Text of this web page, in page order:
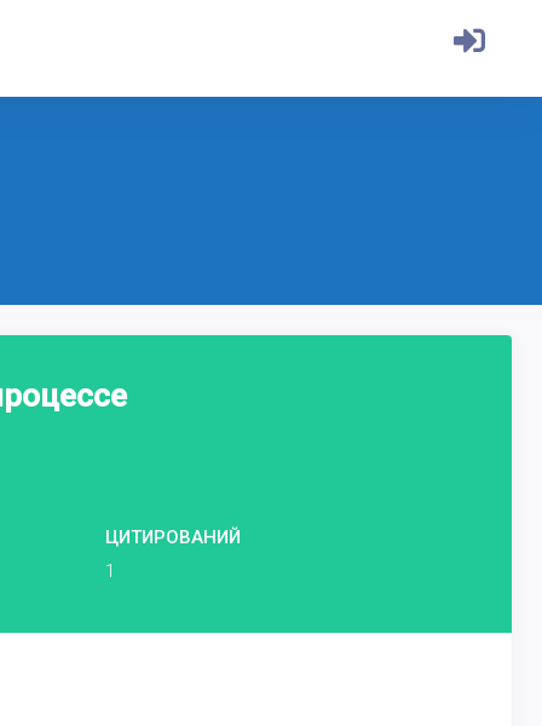
ЦИТИРОВАНИЙ
1